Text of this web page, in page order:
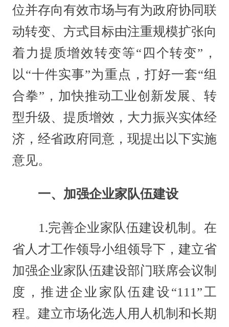
位并存向有效市场与有为政府协同联
动转变、方式目标由注重规模扩张向
着力提质增效转变等“四个转变”，
以“十件实事”为重点，打好一套“组
合拳”，加快推动工业创新发展、转
型升级、提质增效，大力振兴实体经
济，经省政府同意，现提出以下实施
意见。
一、加强企业家队伍建设
1.完善企业家队伍建设机制。在
省人才工作领导小组领导下，建立省
加强企业家队伍建设部门联席会议制
度，推进企业家队伍建设“111”工
程。建立市场化选人用人机制和长期